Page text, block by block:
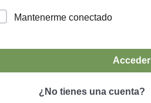
Mantenerme conectado
Acceder
¿No tienes una cuenta?